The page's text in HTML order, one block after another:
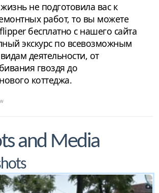
не подготовила вас к
работ, то вы можете
бесплатно с нашего сайта
экскурс по всевозможным
деятельности, от
гвоздя до
коттеджа.
and Media